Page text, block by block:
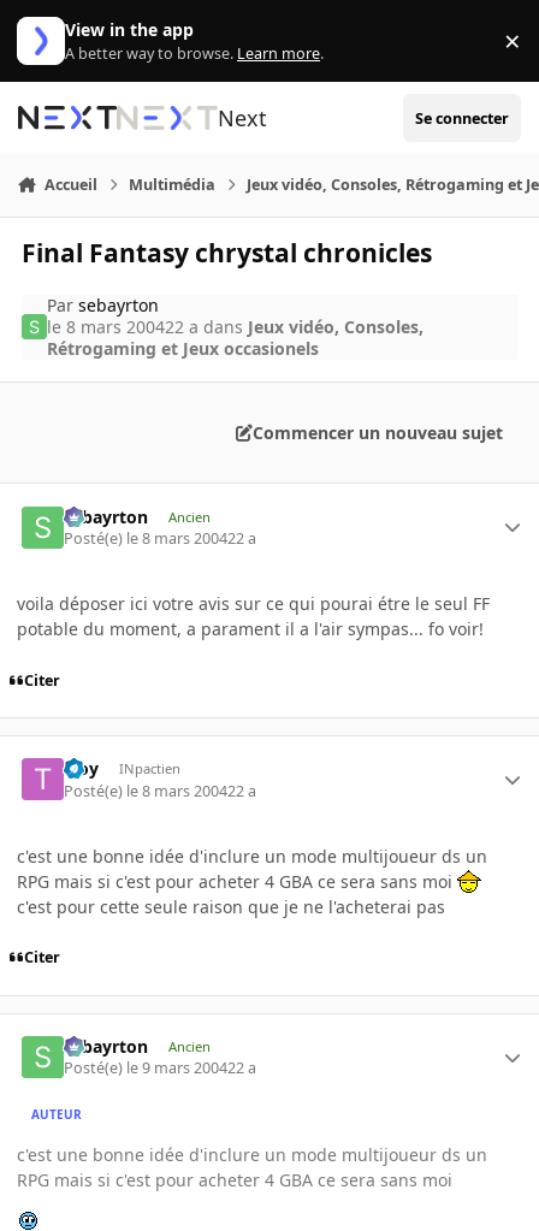
Aller au contenu
View in the app
A better way to browse. Learn more. ×
Next Se connecter
Accueil Multimédia Jeux vidéo, Consoles, Rétrogaming et
Final Fantasy chrystal chronicles
Parsebayrton
le 8 mars 200422 a dans Jeux vidéo, Consoles,
Rétrogaming et Jeux occasionels
Commencer un nouveau sujet
sebayrton Ancien
Posté(e) le 8 mars 200422 a
voila déposer ici votre avis sur ce qui pourai étre le seul FF
potable du moment, a parament il a l'air sympas... fo voir!
Citer
troy INpactien
Posté(e) le 8 mars 200422 a
c'est une bonne idée d'inclure un mode multijoueur ds un
RPG mais si c'est pour acheter 4 GBA ce sera sans moi
c'est pour cette seule raison que je ne l'acheterai pas
Citer
sebayrton Ancien
Posté(e) le 9 mars 200422 a
AUTEUR
c'est une bonne idée d'inclure un mode multijoueur ds un
RPG mais si c'est pour acheter 4 GBA ce sera sans moi